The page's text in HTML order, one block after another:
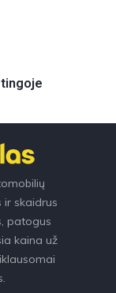
ir skaidrus
patogus
kaina už